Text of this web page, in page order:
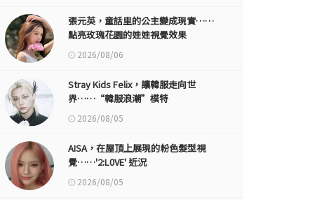
張元英，童話里的公主變成現實……
點亮玫瑰花園的娃娃視覺效果
2026/08/06
Stray Kids Felix，讓韓服走向世
界……“韓服浪潮”模特
2026/08/05
AISA，在屋頂上展現的粉色髮型視
覺……'2:L0VE' 近況
2026/08/05